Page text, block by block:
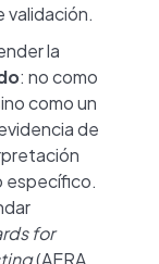
validación.
la
: no como
como un
de
específico.
for
(AERA,